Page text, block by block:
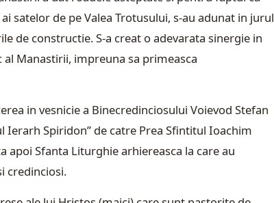
satelor de pe Valea Trotusului, s-au adunat in jurul
de constructie. S-a creat o adevarata sinergie in
Manastirii, impreuna sa primeasca
in vesnicie a Binecredinciosului Voievod Stefan
Ierarh Spiridon” de catre Prea Sfintitul Ioachim
apoi Sfanta Liturghie arhiereasca la care au
credinciosi.